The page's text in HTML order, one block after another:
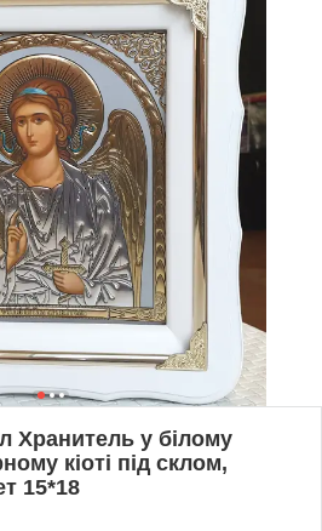
Хранитель у білому
кіоті під склом,
15*18